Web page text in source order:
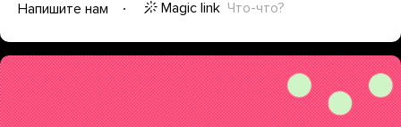
Напишите нам
Magic link Что-что?